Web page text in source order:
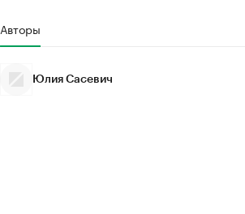
Авторы
Юлия Сасевич